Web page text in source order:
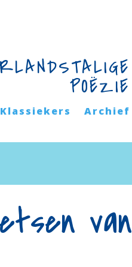
POËZIE
Klassiekers Archief
van